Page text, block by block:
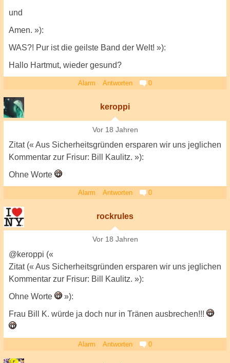
und
Amen. »):
WAS?! Pur ist die geilste Band der Welt! »):
Hallo Hartmut, wieder gesund?
Alarm Antworten 0
keroppi
Vor 18 Jahren
Zitat (« Aus Sicherheitsgründen ersparen wir uns jeglichen
Kommentar zur Frisur: Bill Kaulitz. »):
Ohne Worte
Alarm Antworten 0
rockrules
Vor 18 Jahren
@keroppi («
Zitat (« Aus Sicherheitsgründen ersparen wir uns jeglichen
Kommentar zur Frisur: Bill Kaulitz. »):
Ohne Worte
»):
Frau Bill K. würde ja doch nur in Tränen ausbrechen!!!
Alarm Antworten 0